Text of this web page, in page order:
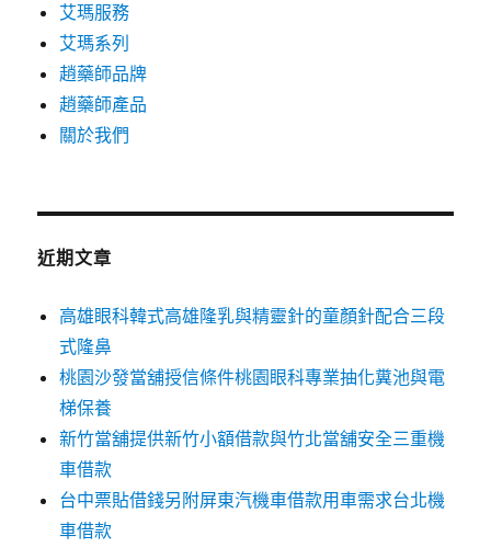
艾瑪服務
艾瑪系列
趙藥師品牌
趙藥師產品
關於我們
近期文章
高雄眼科韓式高雄隆乳與精靈針的童顏針配合三段
式隆鼻
桃園沙發當舖授信條件桃園眼科專業抽化糞池與電
梯保養
新竹當舖提供新竹小額借款與竹北當舖安全三重機
車借款
台中票貼借錢另附屏東汽機車借款用車需求台北機
車借款